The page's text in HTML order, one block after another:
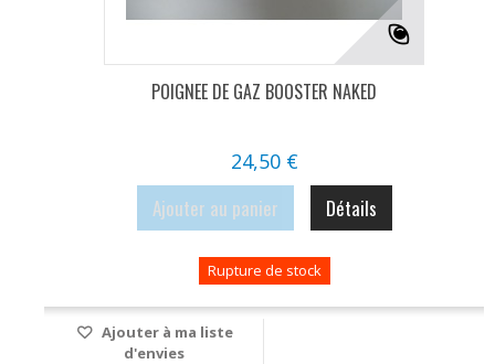
POIGNEE DE GAZ BOOSTER NAKED
24,50 €
Ajouter au panier Détails
Rupture de stock
Ajouter à ma liste
d'envies